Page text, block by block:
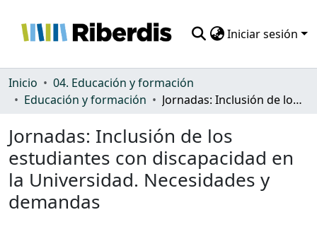
Iniciar sesión
Comunidades
Estadísticas
Inicio
04. Educación y formación
Educación y formación
Jornadas: Inclusión de los estudiantes con discapacidad en la Universidad. Necesidades y demandas
Jornadas: Inclusión de los
estudiantes con discapacidad en
la Universidad. Necesidades y
demandas